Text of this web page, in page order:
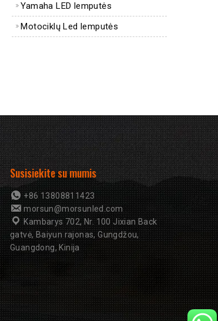
Yamaha LED lemputės
Motociklų Led lemputės
Susisiekite su mumis
+86 13808811423
morsun@morsunled.com
Kambarys 702, Nr. 100 Jixian Back
gatvė, Baiyun rajonas, Gungdžou,
Guangdong, Kinija